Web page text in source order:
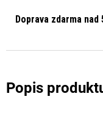
Doprava zdarma nad